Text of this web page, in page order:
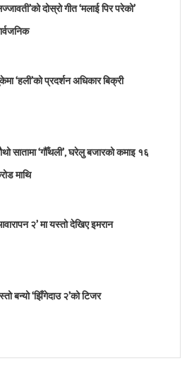
दोस्रो गीत ‘मलाई पिर परेको’
‘हली’को प्रदर्शन अधिकार बिक्री
सातामा ‘गौँथली’, घरेलु बजारको कमाइ १६
माथि
२’ मा यस्तो देखिए इमरान
बन्यो ‘झिँगेदाउ २’को टिजर